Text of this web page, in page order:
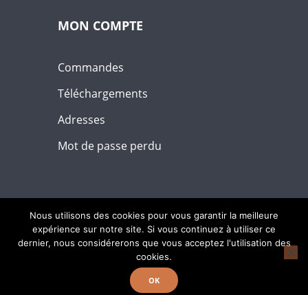
MON COMPTE
Commandes
Téléchargements
Adresses
Mot de passe perdu
Copyright Nutri & Supps © 2026
Tous droits réservés
Nous utilisons des cookies pour vous garantir la meilleure
expérience sur notre site. Si vous continuez à utiliser ce
dernier, nous considérerons que vous acceptez l'utilisation des
cookies.
OK